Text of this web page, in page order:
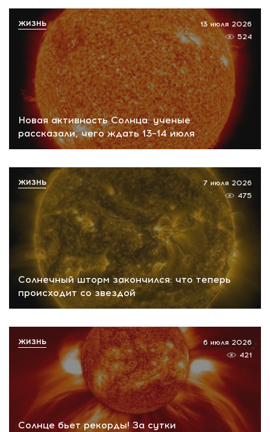
Новая активность Солнца: ученые
рассказали, чего ждать 13–14 июля
13 июля 2026
524
ЖИЗНЬ
Солнечный шторм закончился: что теперь
происходит со звездой
7 июля 2026
475
ЖИЗНЬ
Солнце бьет рекорды! За сутки
6 июля 2026
421
ЖИЗНЬ